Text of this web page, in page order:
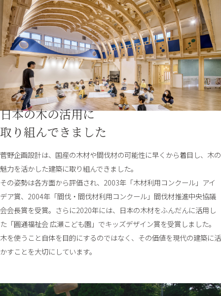
日本の木の活用に
取り組んできました
菅野企画設計は、国産の木材や間伐材の可能性に早くから着目し、木の
魅力を活かした建築に取り組んできました。
その姿勢は各方面から評価され、2003年「木材利用コンクール」アイ
デア賞、2004年「間伐・間伐材利用コンクール」間伐材推進中央協議
会会長賞を受賞。さらに2020年には、日本の木材をふんだんに活用し
た「圓通福祉会 広瀬こども園」でキッズデザイン賞を受賞しました。
木を使うこと自体を目的にするのではなく、その価値を現代の建築に活
かすことを大切にしています。